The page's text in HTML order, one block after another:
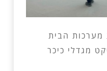
הבית
מגדלי כיכר